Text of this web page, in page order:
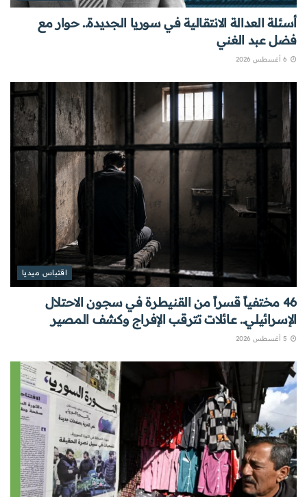
أسئلة العدالة الانتقالية في سوريا الجديدة.. حوار مع
فضل عبد الغني
اقتباس ميديا
46 مختفياً قسراً من القنيطرة في سجون الاحتلال
الإسرائيلي.. عائلات تترقب الإفراج وكشف المصير